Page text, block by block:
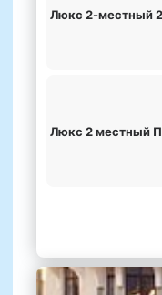
Люкс 2-местный
Люкс 2 местный